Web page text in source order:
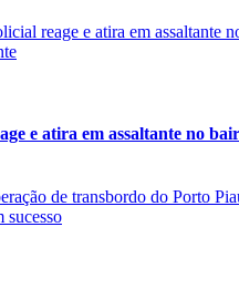
e atira em assaltante no